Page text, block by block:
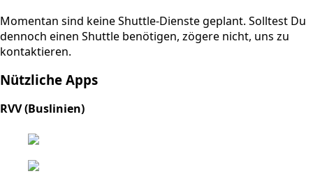
Momentan sind keine Shuttle-Dienste geplant. Solltest Du
dennoch einen Shuttle benötigen, zögere nicht, uns zu
kontaktieren.
Nützliche Apps
RVV (Buslinien)